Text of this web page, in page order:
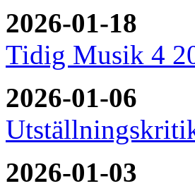
2026-01-18
Tidig Musik 4
2026-01-06
2026-01-03